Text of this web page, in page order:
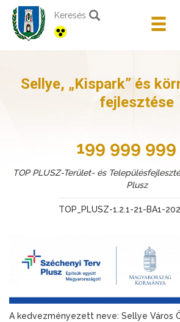
Keresés
Sellye, „Kispark” és
fejlesztése
199 999
TOP PLUSZ-Terület- és
Plusz
TOP_PLUSZ-1.2.1-21-BA1-
A kedvezményezett neve: Sellye Város